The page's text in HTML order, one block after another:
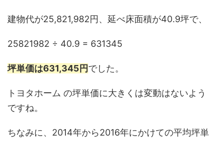
建物代が25,821,982円、延べ床面積が40.9坪で、
25821982 ÷ 40.9 = 631345
坪単価は631,345円でした。
トヨタホーム の坪単価に大きくは変動はないよう
ですね。
ちなみに、2014年から2016年にかけての平均坪単